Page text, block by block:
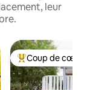
leur
Coups de cœur
Coup de cœur